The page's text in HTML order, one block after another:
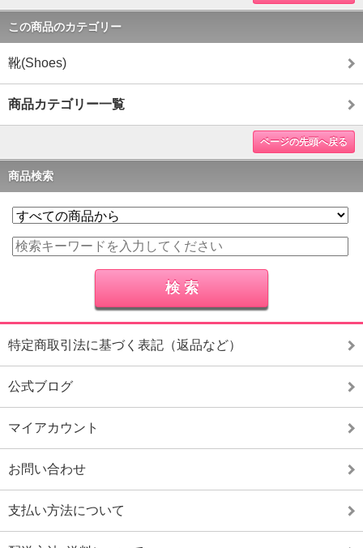
この商品のカテゴリー
靴(Shoes)
商品カテゴリー一覧
ページの先頭へ戻る
商品検索
特定商取引法に基づく表記（返品など）
公式ブログ
マイアカウント
お問い合わせ
支払い方法について